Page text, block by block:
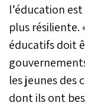
l’éducation
plus résiliente.
éducatifs doit
les jeunes des
dont ils ont